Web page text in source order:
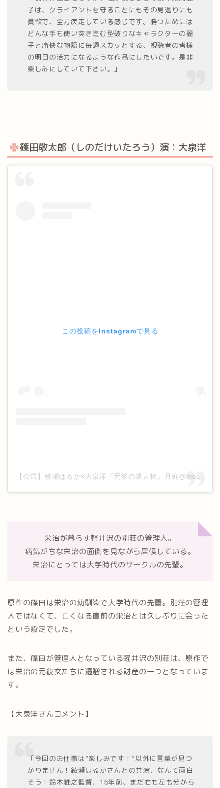
子は、クライアントを守ることにもその見返りにも
貪欲で、全力疾走している感じです。勝つためには
どんな手も使い突き進む型破りなキャラクターの麗
子と痛快な物語に毎週スカッとする、視聴者の皆様
の明日の活力になるような作品にしたいです。是非
楽しみにしていて下さい。」
篠田敬太郎（しのだけいたろう）演：大泉洋
この投稿をInstagramで見る
栄治が暮らす軽井沢の別荘の管理人。
病気がちな栄治の面倒を見ながら居候している。
栄治にとっては大学時代のサークルの先輩。
原作の篠田は栄治の幼馴染で大学時代の先輩。別荘の管理
人ではなくて、亡くなる直前の栄治とは久しぶりに会った
という設定でした。
また、篠田が管理人となっている軽井沢の別荘は、原作で
は栄治の元彼女たちに遺贈される財産の一つとなっていま
す。
【大泉洋さんコメント】
「今回のお仕事は“楽しみです！”以外に言葉が見つ
かりません！綾瀬はるかさんとの共演、なんて面白
そう！鈴木雅之監督、16年前、まだ右も左も分から